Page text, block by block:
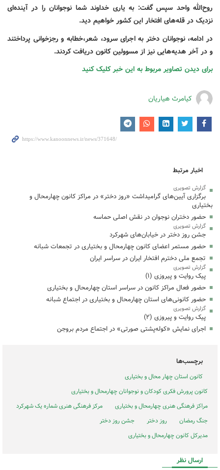
روح‌الله واحد سپس گفت: به یاری خداوند شما نوجوانان را در آینده‌ای
نزدیک در قله‌های افتخار این کشور خواهیم دید.
در ادامه، نوجوانان دختر به اجرای سرود، شعر،خطابه و رجزخوانی پرداختند
و در آخر هدیه‌هایی نیز از مسوولین کانون دریافت کردند.
برای دیدن تصاویر مربوط به این خبر کلیک کنید
کیامرث هیاریان
اخبار مرتبط
گزارش تصویری
برگزاری آیین‌های گرامیداشت «روز دختر» در مراکز کانون چهارمحال و
بختیاری
حضور دختران نوجوان در نقش اصلی حماسه
گزارش تصویری
جشن روز دختر در خیابان‌های شهرکرد
حضور مستمر اعضای کانون چهارمحال و بختیاری در تجمعات شبانه
تجمع ملی دخترم افتخار ایران در سراسر ایران
گزارش تصویری
پیک روایت و پیروزی (۱)
حضور فعال مراکز کانون در سراسر استان چهارمحال و بختیاری
حضور کانونی‌های استان چهارمحال و بختیاری در اجتماع شبانه
گزارش تصویری
پیک روایت و پیروزی (۲)
اجرای نمایش «کوله‌پشتی صورتی» در اجتماع مردم بروجن
برچسب‌ها
کانون استان چهار محال و بختیاری
کانون پرورش فکری کودکان و نوجوانان چهارمحال و بختیاری
مراکز فرهنگی هنری چهارمحال و بختیاری
مرکز فرهنگی هنری شماره یک شهرکرد
جنگ رمضان
روز دختر
جشن روز دختر
مدیرکل کانون چهارمحال و بختیاری
ارسال نظر